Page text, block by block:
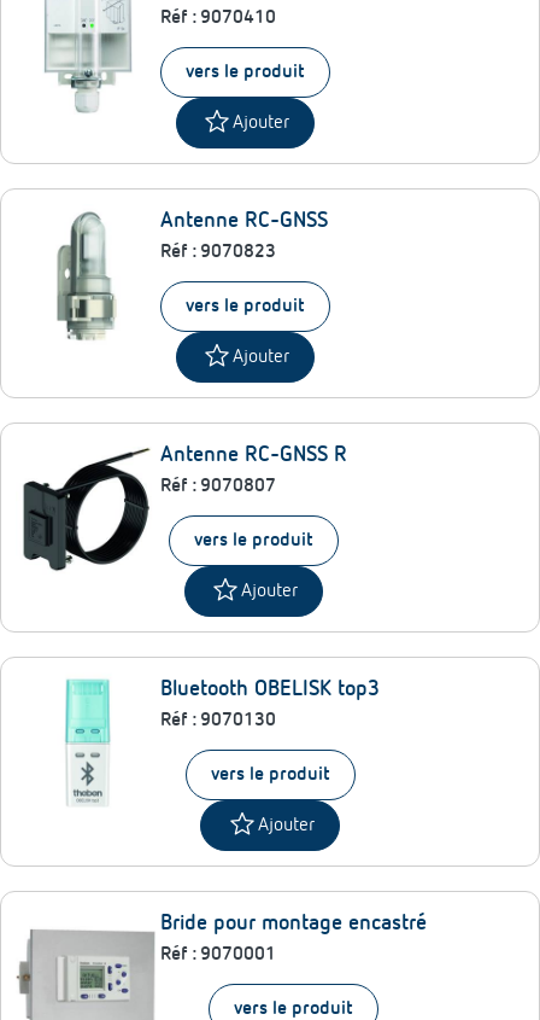
Réf : 9070410
vers le produit
starAjouter
Antenne RC-GNSS
Réf : 9070823
vers le produit
starAjouter
Antenne RC-GNSS R
Réf : 9070807
vers le produit
starAjouter
Bluetooth OBELISK top3
Réf : 9070130
vers le produit
starAjouter
Bride pour montage encastré
Réf : 9070001
vers le produit